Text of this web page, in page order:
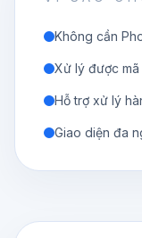
Không cần
Xử lý được
Hỗ trợ xử lý
Giao diện đa